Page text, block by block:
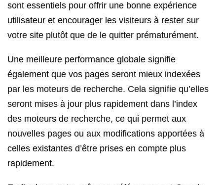
sont essentiels pour offrir une bonne expérience
utilisateur et encourager les visiteurs à rester sur
votre site plutôt que de le quitter prématurément.
Une meilleure performance globale signifie
également que vos pages seront mieux indexées
par les moteurs de recherche. Cela signifie qu’elles
seront mises à jour plus rapidement dans l’index
des moteurs de recherche, ce qui permet aux
nouvelles pages ou aux modifications apportées à
celles existantes d’être prises en compte plus
rapidement.